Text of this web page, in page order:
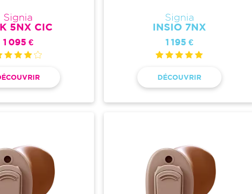
Signia
5NX CIC
1 095 €
Signia
INSIO 7NX
1 195 €
DÉCOUVRIR